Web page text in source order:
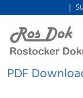
zum Inhalt
PDF